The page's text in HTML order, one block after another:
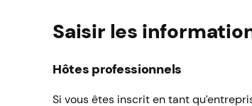
Saisir les
Hôtes professionnels
Si vous êtes inscrit en tant